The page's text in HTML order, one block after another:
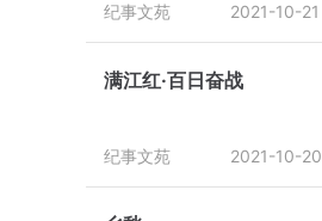
纪事文苑 2021-10-21
满江红·百日奋战
纪事文苑 2021-10-20